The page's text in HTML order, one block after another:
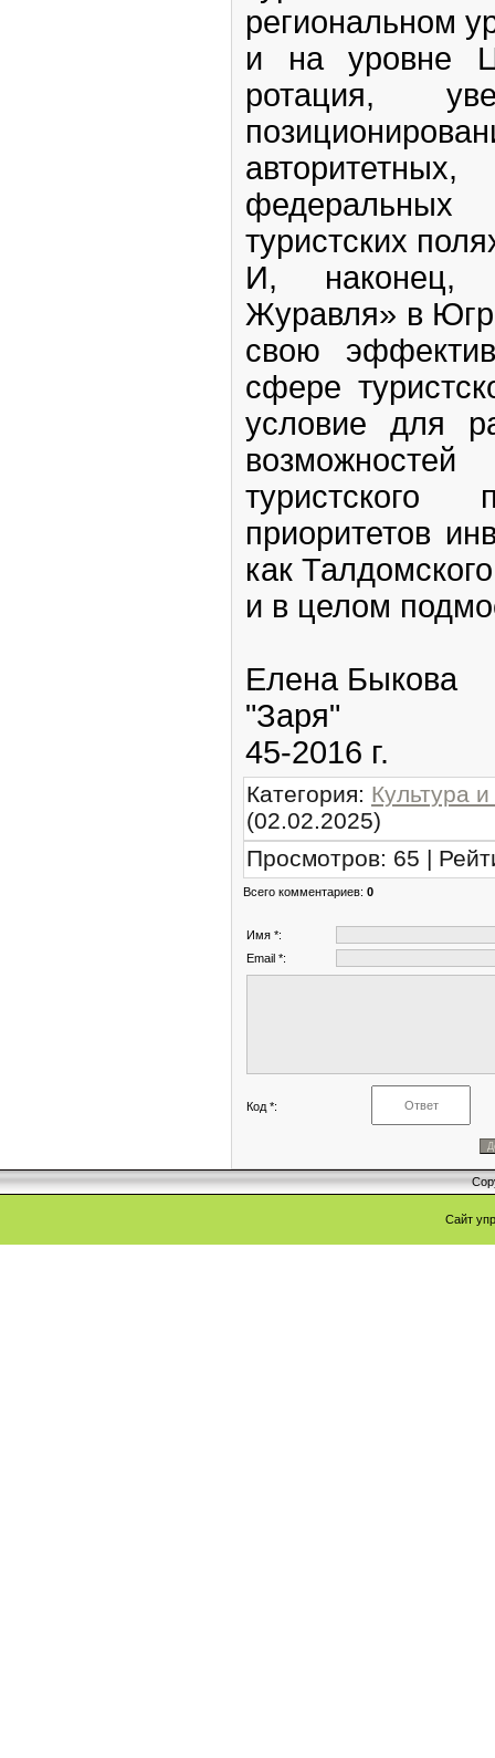
региональном
и на уровне
ротация,
туристских
И, наконец,
Журавля» в
свою
сфере
условие для
приоритетов
как
и в целом
Елена Быкова
"Заря"
45-2016 г.
Категория: Культура
(02.02.2025)
Просмотров: 65 |
Всего комментариев: 0
Имя *:
Email *:
Код *:
Сайт